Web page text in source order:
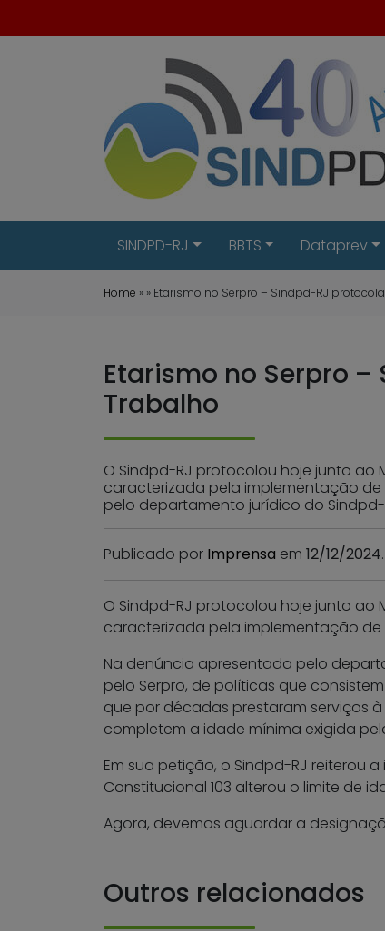
SINDPD-RJ BBTS Dataprev
Home » » Etarismo no Serpro – Sindpd-RJ
Etarismo no Serpro
Trabalho
O Sindpd-RJ protocolou hoje junto ao
caracterizada pela implementação
pelo departamento jurídico do
Publicado por Imprensa em 12/12/2024.
O Sindpd-RJ protocolou hoje junto ao
caracterizada pela implementação
Na denúncia apresentada pelo
pelo Serpro, de políticas que
que por décadas prestaram serviços
completem a idade mínima exigida
Em sua petição, o Sindpd-RJ reiterou
Constitucional 103 alterou o limite de
Agora, devemos aguardar a
Outros relacionados